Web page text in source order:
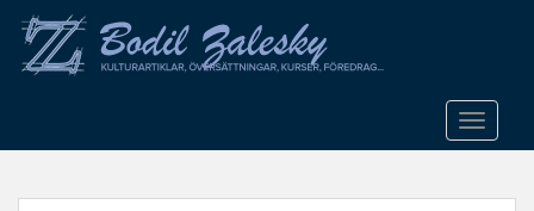
o